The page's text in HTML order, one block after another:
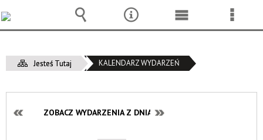
Jesteś Tutaj KALENDARZ WYDARZEŃ
ZOBACZ WYDARZENIA Z DNIA:
Wyszukiwarka
NarzędziaMenu
Menu